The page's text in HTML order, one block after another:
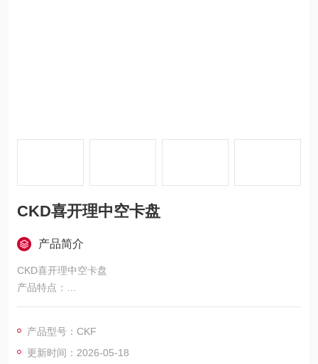
CKD喜开理中空卡盘
产品简介
CKD喜开理中空卡盘
产品特点：
中空设计：具备中空结构，中空部为固定式，不会受爪动作影
功能需求。
产品型号：CKF
更新时间：2026-05-18